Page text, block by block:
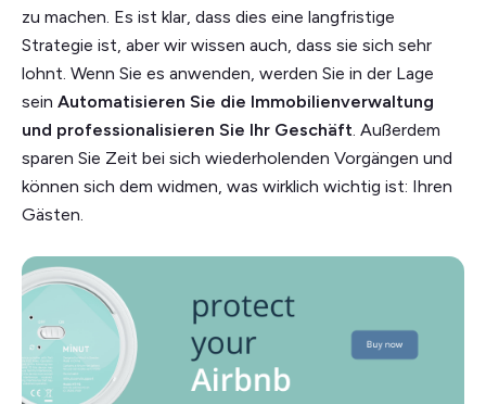
zu machen. Es ist klar, dass dies eine langfristige
Strategie ist, aber wir wissen auch, dass sie sich sehr
lohnt. Wenn Sie es anwenden, werden Sie in der Lage
sein Automatisieren Sie die Immobilienverwaltung
und professionalisieren Sie Ihr Geschäft . Außerdem
sparen Sie Zeit bei sich wiederholenden Vorgängen und
können sich dem widmen, was wirklich wichtig ist: Ihren
Gästen.